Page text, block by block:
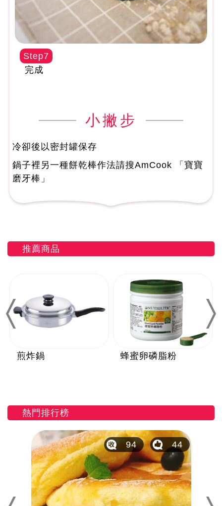
Step7
完成
小撇步
冷卻後以密封罐保存
鍋子裡另一種餅乾棒作法請搜AmCook 「寶寶
磨牙棒」
推薦商品
Previous
煎炸鍋 蜂蜜卵磷脂粉
Next
熱門排行榜
94 44